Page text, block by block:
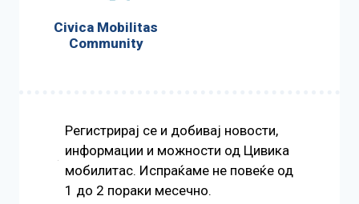
Civica Mobilitas
Community
Регистрирај се и добивај новости,
информации и можности од Цивика
мобилитас. Испраќаме не повеќе од
1 до 2 пораки месечно.